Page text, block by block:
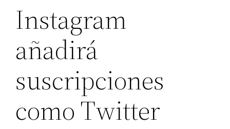
Instagram
añadirá
suscripciones
como Twitter